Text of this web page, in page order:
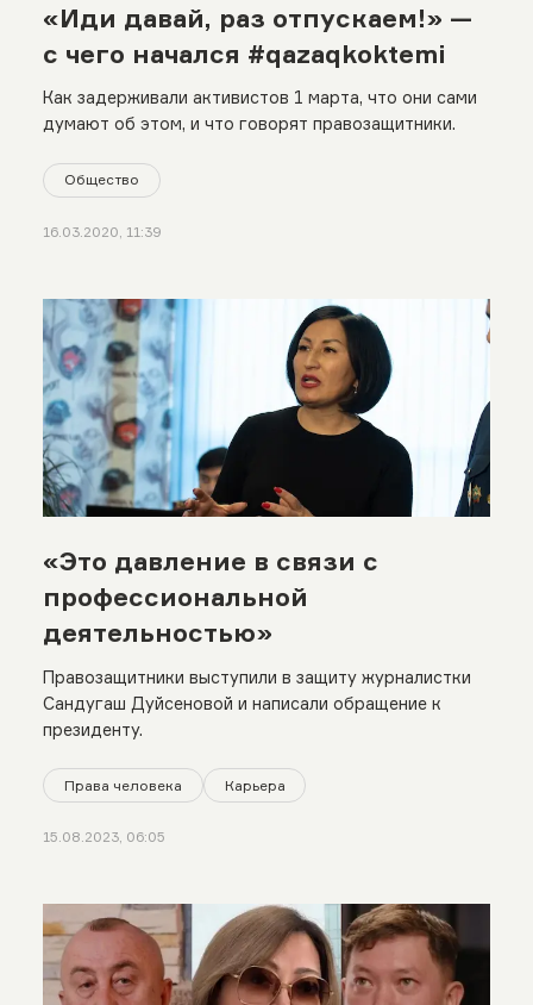
«Иди давай, раз отпускаем!» —
с чего начался #qazaqkoktemi
Как задерживали активистов 1 марта, что они сами
думают об этом, и что говорят правозащитники.
Общество
16.03.2020, 11:39
«Это давление в связи с
профессиональной
деятельностью»
Правозащитники выступили в защиту журналистки
Сандугаш Дуйсеновой и написали обращение к
президенту.
Права человека Карьера
15.08.2023, 06:05